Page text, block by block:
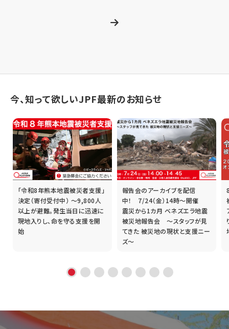
今、知って欲しいJPF最新のお知らせ
「令和8年熊本地震被災者支援」
決定（寄付受付中） ～9,800人
以上が避難。発生当日に迅速に
現地入りし、命を守る支援を開
始
報告会のアーカイブを配信
中！ 7/24（金）14時～開催
震災から1カ月 ベネズエラ地震
被災地報告会 ～スタッフが見
てきた 被災地の現状と支援ニー
ズ～